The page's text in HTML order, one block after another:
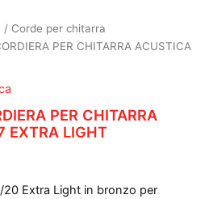
/ Corde per chitarra
PER CHITARRA ACUSTICA
PER CHITARRA
EXTRA LIGHT
Extra Light in bronzo per